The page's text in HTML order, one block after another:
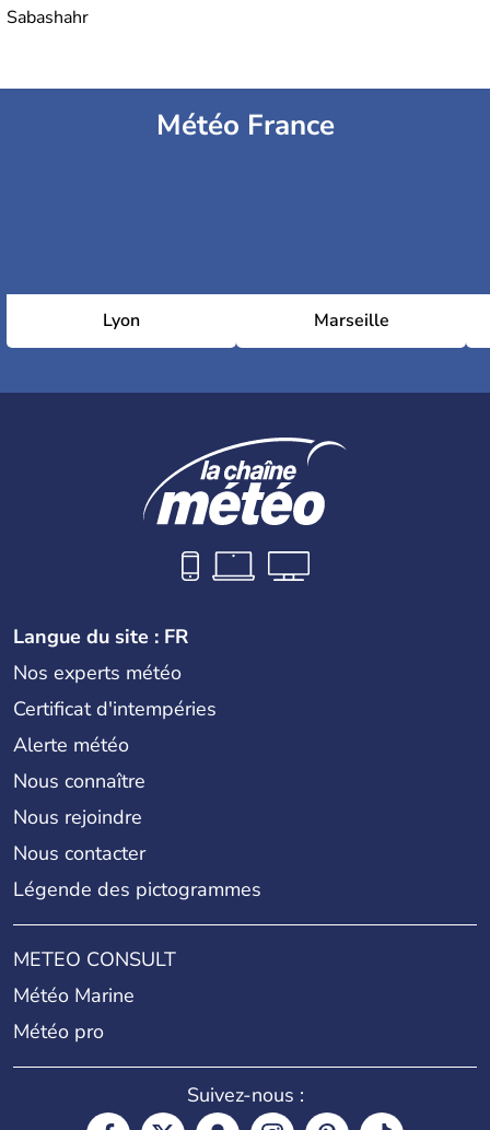
Sabashahr
Météo France
Lyon Marseille
Langue du site : FR
Nos experts météo
Certificat d'intempéries
Alerte météo
Nous connaître
Nous rejoindre
Nous contacter
Légende des pictogrammes
METEO CONSULT
Météo Marine
Météo pro
Suivez-nous :